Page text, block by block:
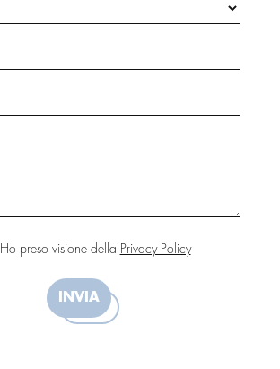
Ho preso visione della Privacy Policy
INVIA